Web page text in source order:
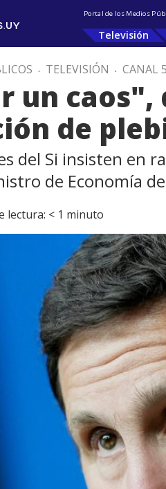
Portal de los Medios
Televisión
. TELEVISIÓN . CANAL 5
un
de
del Si insisten en
de Economía
lectura: < 1 minuto